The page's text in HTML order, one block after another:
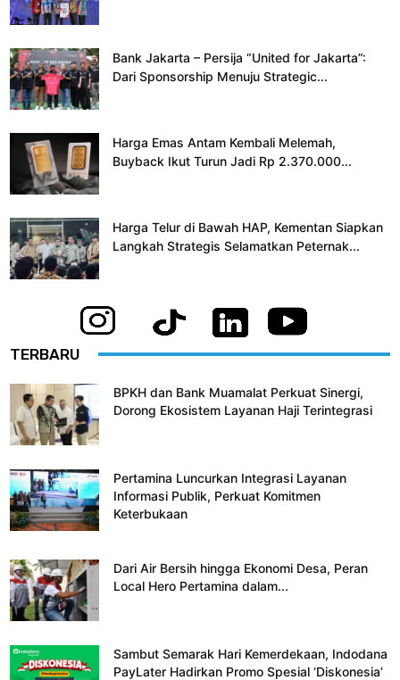
Bank Jakarta – Persija “United for Jakarta”:
Dari Sponsorship Menuju Strategic...
Harga Emas Antam Kembali Melemah,
Buyback Ikut Turun Jadi Rp 2.370.000...
Harga Telur di Bawah HAP, Kementan Siapkan
Langkah Strategis Selamatkan Peternak...
TERBARU
BPKH dan Bank Muamalat Perkuat Sinergi,
Dorong Ekosistem Layanan Haji Terintegrasi
Pertamina Luncurkan Integrasi Layanan
Informasi Publik, Perkuat Komitmen
Keterbukaan
Dari Air Bersih hingga Ekonomi Desa, Peran
Local Hero Pertamina dalam...
Sambut Semarak Hari Kemerdekaan, Indodana
PayLater Hadirkan Promo Spesial ‘Diskonesia’